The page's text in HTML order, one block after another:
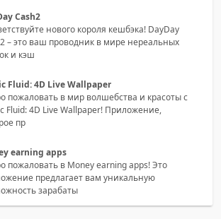
Cash2
нового короля кешбэка! DayDay
– это ваш проводник в мире нереальных
и кэш
Fluid: 4D Live Wallpaper
пожаловать в мир волшебства и красоты с
Fluid: 4D Live Wallpaper! Приложение,
пр
earning apps
пожаловать в Money earning apps! Это
предлагает вам уникальную
зарабаты